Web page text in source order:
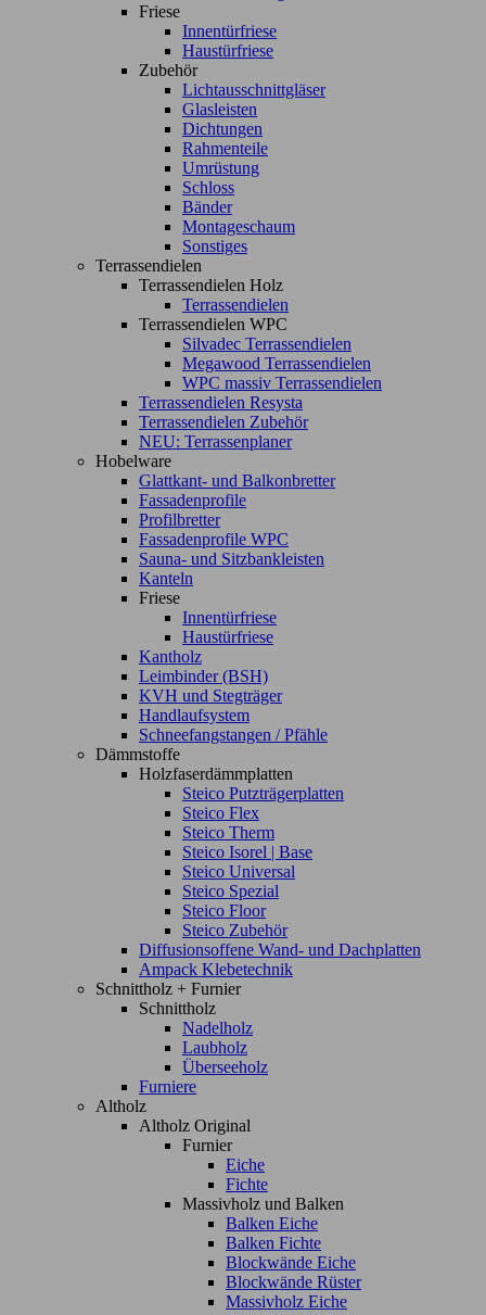
Friese
Innentürfriese
Haustürfriese
Zubehör
Lichtausschnittgläser
Glasleisten
Dichtungen
Rahmenteile
Umrüstung
Schloss
Bänder
Montageschaum
Sonstiges
Terrassendielen
Terrassendielen Holz
Terrassendielen
Terrassendielen WPC
Silvadec Terrassendielen
Megawood Terrassendielen
WPC massiv Terrassendielen
Terrassendielen Resysta
Terrassendielen Zubehör
NEU: Terrassenplaner
Hobelware
Glattkant- und Balkonbretter
Fassadenprofile
Profilbretter
Fassadenprofile WPC
Sauna- und Sitzbankleisten
Kanteln
Friese
Innentürfriese
Haustürfriese
Kantholz
Leimbinder (BSH)
KVH und Stegträger
Handlaufsystem
Schneefangstangen / Pfähle
Dämmstoffe
Holzfaserdämmplatten
Steico Putzträgerplatten
Steico Flex
Steico Therm
Steico Isorel | Base
Steico Universal
Steico Spezial
Steico Floor
Steico Zubehör
Diffusionsoffene Wand- und Dachplatten
Ampack Klebetechnik
Schnittholz + Furnier
Schnittholz
Nadelholz
Laubholz
Überseeholz
Furniere
Altholz
Altholz Original
Furnier
Eiche
Fichte
Massivholz und Balken
Balken Eiche
Balken Fichte
Blockwände Eiche
Blockwände Rüster
Massivholz Eiche